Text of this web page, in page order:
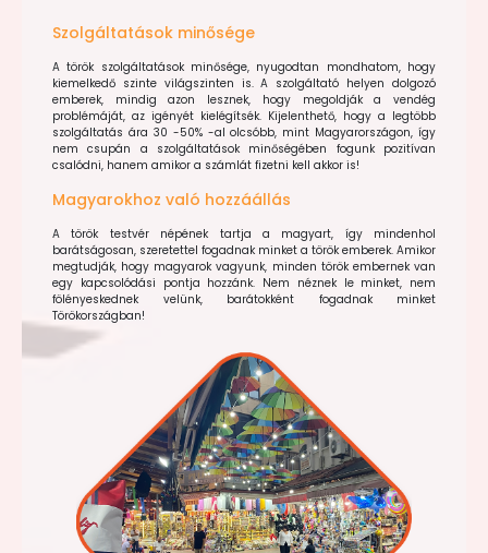
Szolgáltatások minősége
A török szolgáltatások minősége, nyugodtan mondhatom, hogy
kiemelkedő szinte világszinten is. A szolgáltató helyen dolgozó
emberek, mindig azon lesznek, hogy megoldják a vendég
problémáját, az igényét kielégítsék. Kijelenthető, hogy a legtöbb
szolgáltatás ára 30 -50% -al olcsóbb, mint Magyarországon, így
nem csupán a szolgáltatások minőségében fogunk pozitívan
csalódni, hanem amikor a számlát fizetni kell akkor is!
Magyarokhoz való hozzáállás
A török testvér népének tartja a magyart, így mindenhol
barátságosan, szeretettel fogadnak minket a török emberek. Amikor
megtudják, hogy magyarok vagyunk, minden török embernek van
egy kapcsolódási pontja hozzánk. Nem néznek le minket, nem
fölényeskednek velünk, barátokként fogadnak minket
Törökországban!